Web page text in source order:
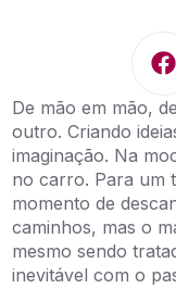
De mão em mão,
outro. Criando
imaginação. Na
no carro. Para um
momento de
caminhos, mas o
mesmo sendo
inevitável com o